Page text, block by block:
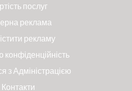
послуг
реклама
рекламу
конфіденційність
з Адміністрацією
Контакти